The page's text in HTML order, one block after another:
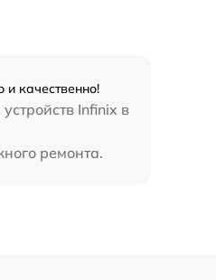
качественно!
Infinix в
ремонта.